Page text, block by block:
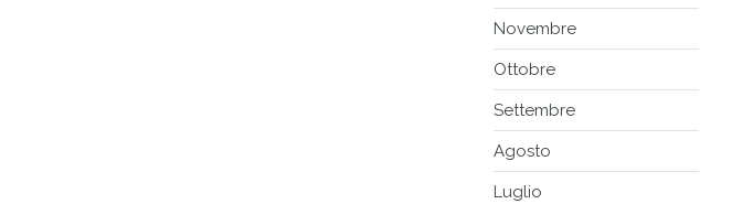
Novembre
Ottobre
Settembre
Agosto
Luglio